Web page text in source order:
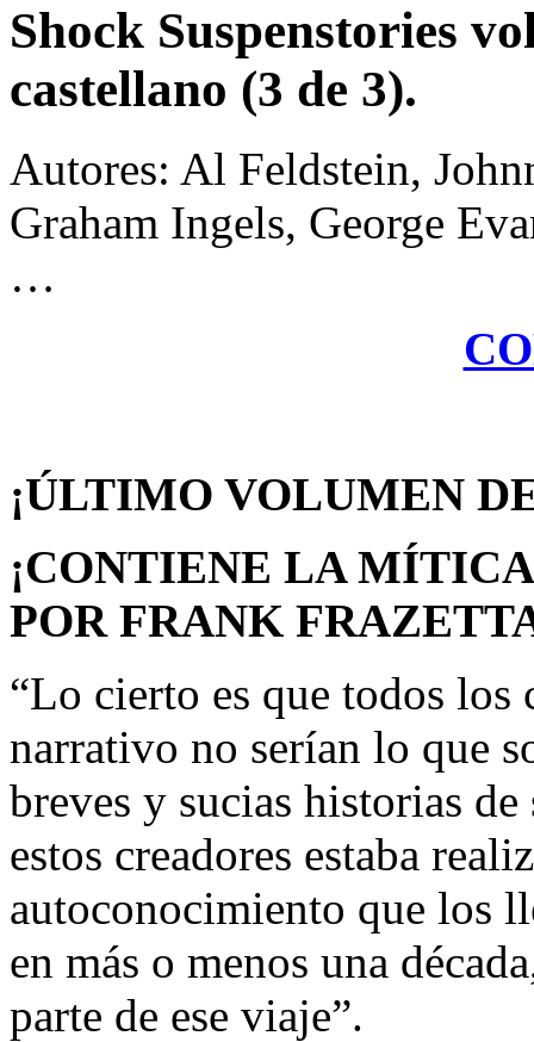
Shock Suspenstories
castellano (3 de 3).
Autores: Al Feldstein,
Graham Ingels, George
…
¡ÚLTIMO VOLUMEN
¡CONTIENE LA
POR FRANK
“Lo cierto es que todos
narrativo no serían lo que
breves y sucias historias
estos creadores estaba
autoconocimiento que los
en más o menos una
parte de ese viaje”.